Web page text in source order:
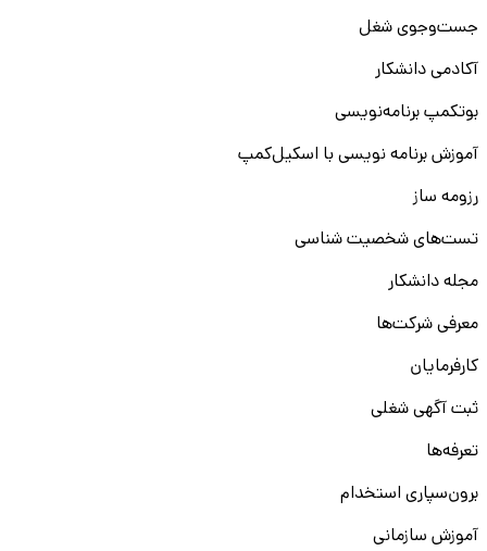
جست‌و‌جوی شغل
آکادمی دانشکار
بوتکمپ برنامه‌نویسی
آموزش برنامه نویسی با اسکیل‌کمپ
رزومه ساز
تست‌های شخصیت شناسی
مجله دانشکار
معرفی شرکت‌ها
کارفرمایان
ثبت آگهی شغلی
تعرفه‌ها
برون‌سپاری استخدام
آموزش سازمانی